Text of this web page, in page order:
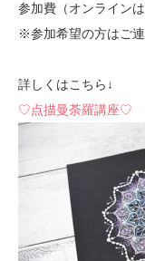
参加費（オンライン
※参加希望の方はご
詳しくはこちら↓
♡点描曼荼羅講座♡